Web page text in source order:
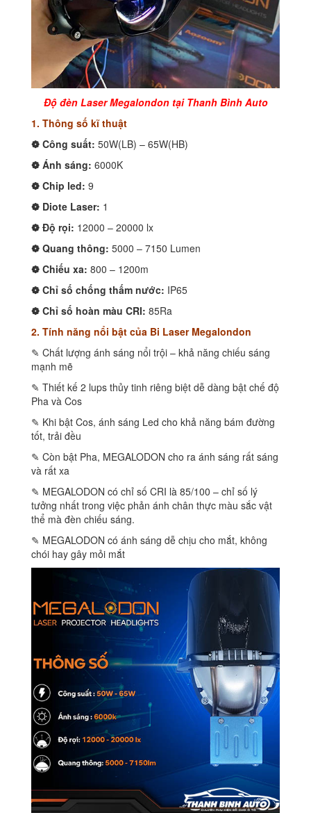
Độ đèn Laser Megalondon tại Thanh Bình Auto
1. Thông số kĩ thuật
❁ Công suất: 50W(LB) – 65W(HB)
❁ Ánh sáng: 6000K
❁ Chip led: 9
❁ Diote Laser: 1
❁ Độ rọi: 12000 – 20000 lx
❁ Quang thông: 5000 – 7150 Lumen
❁ Chiếu xa: 800 – 1200m
❁ Chỉ số chống thấm nước: IP65
❁ Chỉ số hoàn màu CRI: 85Ra
2. Tính năng nổi bật của Bi Laser Megalondon
✎ Chất lượng ánh sáng nổi trội – khả năng chiếu sáng
mạnh mẽ
✎ Thiết kế 2 lups thủy tinh riêng biệt dễ dàng bật chế độ
Pha và Cos
✎ Khi bật Cos, ánh sáng Led cho khả năng bám đường
tốt, trải đều
✎ Còn bật Pha, MEGALODON cho ra ánh sáng rất sáng
và rất xa
✎ MEGALODON có chỉ số CRI là 85/100 – chỉ số lý
tưởng nhất trong việc phản ánh chân thực màu sắc vật
thể mà đèn chiếu sáng.
✎ MEGALODON có ánh sáng dễ chịu cho mắt, không
chói hay gây mỏi mắt